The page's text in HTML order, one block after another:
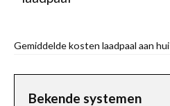
Gemiddelde kosten laadpaal aan
Bekende systemen